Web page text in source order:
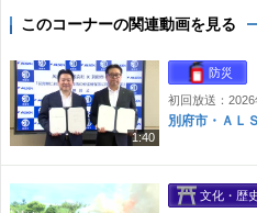
このコーナーの関連動画を見る
1:40
防災
初回放送：2026
別府市・ＡＬ
文化・歴